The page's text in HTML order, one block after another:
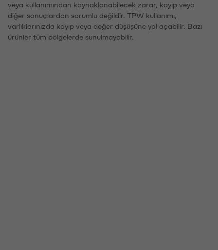
veya kullanımından kaynaklanabilecek zarar, kayıp veya
diğer sonuçlardan sorumlu değildir. TPW kullanımı,
varlıklarınızda kayıp veya değer düşüşüne yol açabilir. Bazı
ürünler tüm bölgelerde sunulmayabilir.